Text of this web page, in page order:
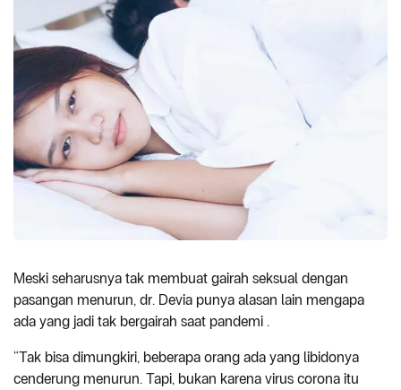
Meski seharusnya tak membuat gairah seksual dengan
pasangan menurun, dr. Devia punya alasan lain mengapa
ada yang jadi tak bergairah saat pandemi .
“Tak bisa dimungkiri, beberapa orang ada yang libidonya
cenderung menurun. Tapi, bukan karena virus corona itu